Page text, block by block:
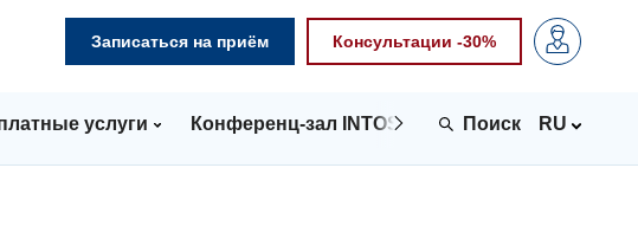
Записаться на приём Консультации -30%
услуги Конференц-зал INTOSPACE Контакты
RU